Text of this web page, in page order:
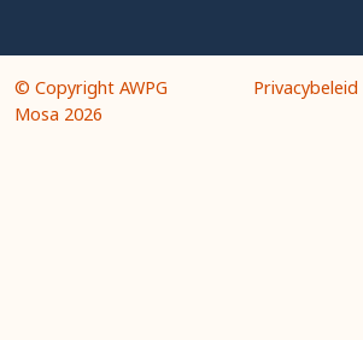
© Copyright AWPG
Mosa 2026
Privacybeleid